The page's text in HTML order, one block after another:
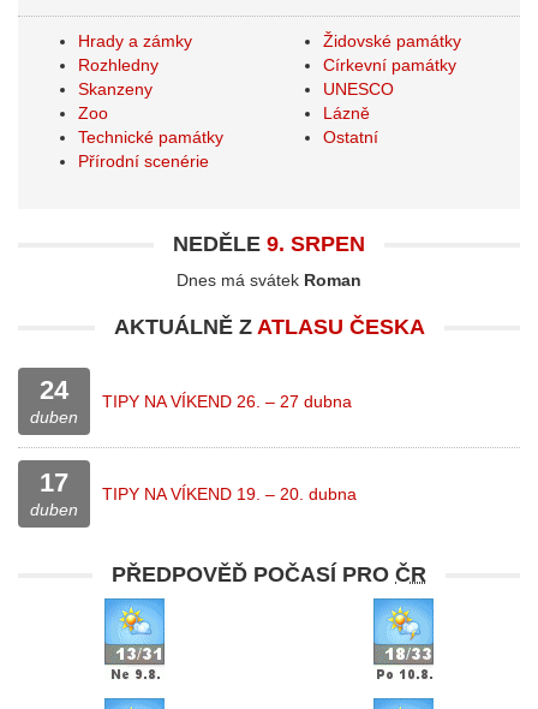
Hrady a zámky
Rozhledny
Skanzeny
Zoo
Technické památky
Přírodní scenérie
Židovské památky
Církevní památky
UNESCO
Lázně
Ostatní
NEDĚLE 9. SRPEN
Dnes má svátek Roman
AKTUÁLNĚ Z ATLASU ČESKA
24
duben
TIPY NA VÍKEND 26. – 27 dubna
17
duben
TIPY NA VÍKEND 19. – 20. dubna
PŘEDPOVĚĎ POČASÍ PRO ČR